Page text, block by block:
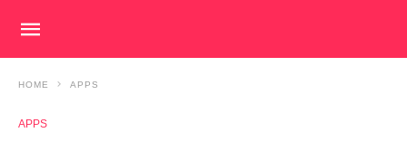
HOME APPS
APPS